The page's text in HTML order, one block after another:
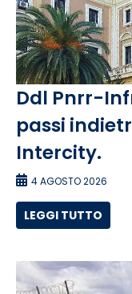
Ddl Pnrr-
passi
Intercity.
4 AGOSTO 2026
LEGGI TUTTO